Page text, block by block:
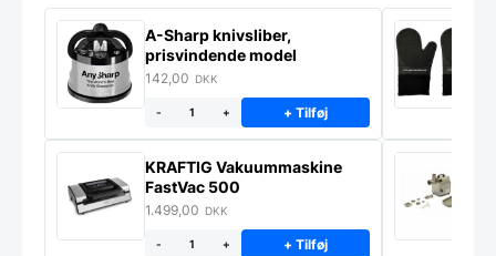
A-Sharp knivsliber,
prisvindende model
142,00 DKK
- + + Tilføj
KRAFTIG Vakuummaskine
FastVac 500
1.499,00 DKK
- + + Tilføj